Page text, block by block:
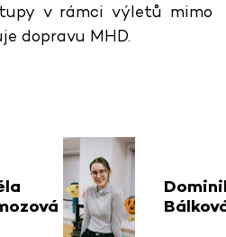
v rámci výletů mimo
dopravu MHD.